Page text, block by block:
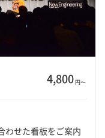
4,800円〜
わせた看板をご案内